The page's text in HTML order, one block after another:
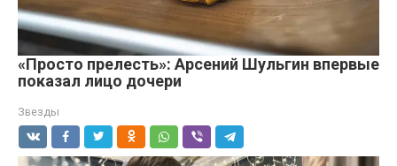
«Просто прелесть»: Арсений Шульгин впервые
показал лицо дочери
Звезды